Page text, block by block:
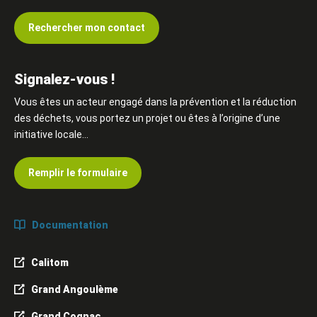
Rechercher mon contact
Signalez-vous !
Vous êtes un acteur engagé dans la prévention et la réduction
des déchets, vous portez un projet ou êtes à l’origine d’une
initiative locale…
Remplir le formulaire
Documentation
Calitom
Grand Angoulème